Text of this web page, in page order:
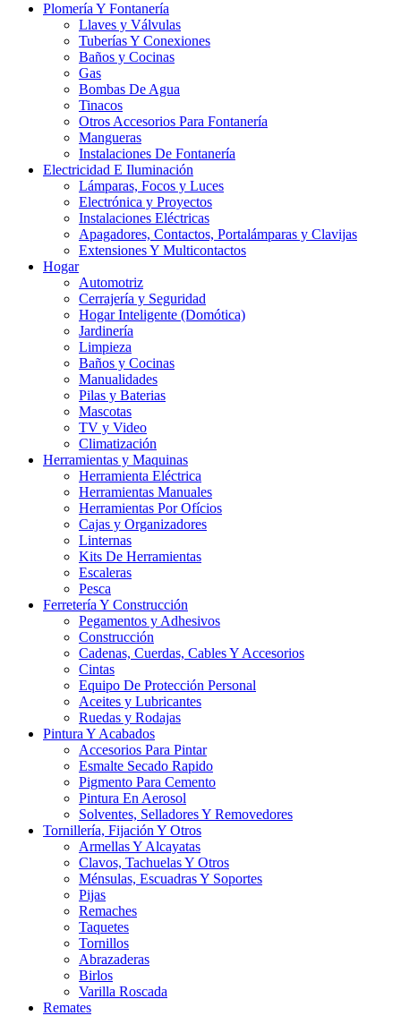
Plomería Y Fontanería
Llaves y Válvulas
Tuberías Y Conexiones
Baños y Cocinas
Gas
Bombas De Agua
Tinacos
Otros Accesorios Para Fontanería
Mangueras
Instalaciones De Fontanería
Electricidad E Iluminación
Lámparas, Focos y Luces
Electrónica y Proyectos
Instalaciones Eléctricas
Apagadores, Contactos, Portalámparas y Clavijas
Extensiones Y Multicontactos
Hogar
Automotriz
Cerrajería y Seguridad
Hogar Inteligente (Domótica)
Jardinería
Limpieza
Baños y Cocinas
Manualidades
Pilas y Baterias
Mascotas
TV y Video
Climatización
Herramientas y Maquinas
Herramienta Eléctrica
Herramientas Manuales
Herramientas Por Ofícios
Cajas y Organizadores
Linternas
Kits De Herramientas
Escaleras
Pesca
Ferretería Y Construcción
Pegamentos y Adhesivos
Construcción
Cadenas, Cuerdas, Cables Y Accesorios
Cintas
Equipo De Protección Personal
Aceites y Lubricantes
Ruedas y Rodajas
Pintura Y Acabados
Accesorios Para Pintar
Esmalte Secado Rapido
Pigmento Para Cemento
Pintura En Aerosol
Solventes, Selladores Y Removedores
Tornillería, Fijación Y Otros
Armellas Y Alcayatas
Clavos, Tachuelas Y Otros
Ménsulas, Escuadras Y Soportes
Pijas
Remaches
Taquetes
Tornillos
Abrazaderas
Birlos
Varilla Roscada
Remates